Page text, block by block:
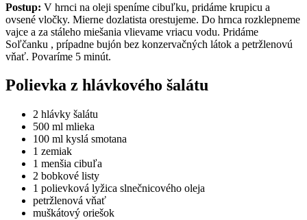
Postup: V hrnci na oleji speníme cibuľku, pridáme krupicu a
ovsené vločky. Mierne dozlatista orestujeme. Do hrnca rozklepneme
vajce a za stáleho miešania vlievame vriacu vodu. Pridáme
Soľčanku , prípadne bujón bez konzervačných látok a petržlenovú
vňať. Povaríme 5 minút.
Polievka z hlávkového šalátu
2 hlávky šalátu
500 ml mlieka
100 ml kyslá smotana
1 zemiak
1 menšia cibuľa
2 bobkové listy
1 polievková lyžica slnečnicového oleja
petržlenová vňať
muškátový oriešok